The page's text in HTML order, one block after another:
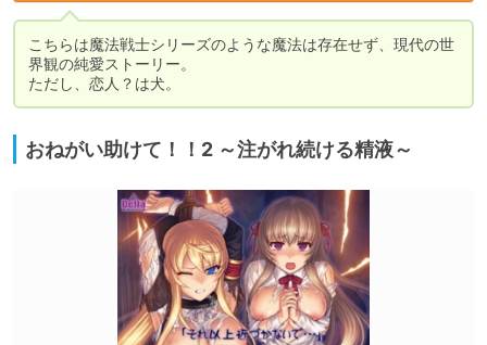
こちらは魔法戦士シリーズのような魔法は存在せず、現代の世
界観の純愛ストーリー。
ただし、恋人？は犬。
おねがい助けて！！2 ～注がれ続ける精液～